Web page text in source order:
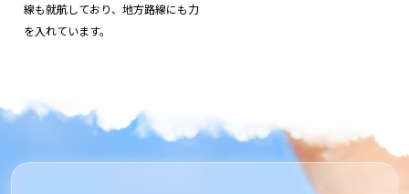
線も就航しており、地方路線にも力
を入れています。